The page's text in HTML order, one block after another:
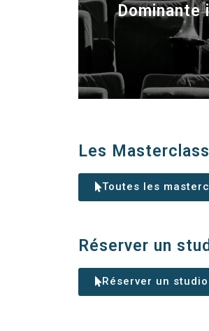
Dominante
Les
Toutes les
Réserver un
Réserver un